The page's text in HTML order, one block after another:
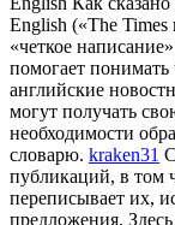
English («The
«четкое
помогает
английские
могут получать
необходимости
словарю. kraken31
публикаций, в том
переписывает их,
предложения.